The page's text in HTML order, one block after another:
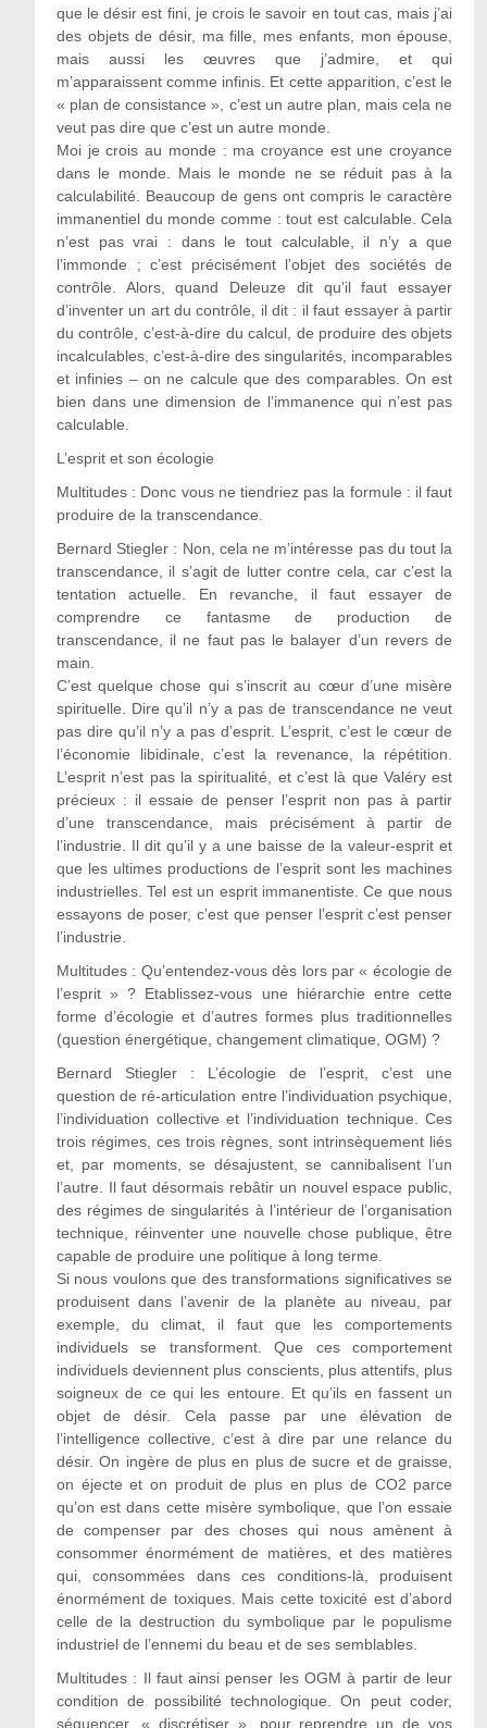
que le désir est fini, je crois le savoir en tout cas, mais j’ai
des objets de désir, ma fille, mes enfants, mon épouse,
mais aussi les œuvres que j’admire, et qui
m’apparaissent comme infinis. Et cette apparition, c’est le
« plan de consistance », c’est un autre plan, mais cela ne
veut pas dire que c’est un autre monde.
Moi je crois au monde : ma croyance est une croyance
dans le monde. Mais le monde ne se réduit pas à la
calculabilité. Beaucoup de gens ont compris le caractère
immanentiel du monde comme : tout est calculable. Cela
n’est pas vrai : dans le tout calculable, il n’y a que
l’immonde ; c’est précisément l’objet des sociétés de
contrôle. Alors, quand Deleuze dit qu’il faut essayer
d’inventer un art du contrôle, il dit : il faut essayer à partir
du contrôle, c’est-à-dire du calcul, de produire des objets
incalculables, c’est-à-dire des singularités, incomparables
et infinies – on ne calcule que des comparables. On est
bien dans une dimension de l’immanence qui n’est pas
calculable.
L’esprit et son écologie
Multitudes : Donc vous ne tiendriez pas la formule : il faut
produire de la transcendance.
Bernard Stiegler : Non, cela ne m’intéresse pas du tout la
transcendance, il s’agit de lutter contre cela, car c’est la
tentation actuelle. En revanche, il faut essayer de
comprendre ce fantasme de production de
transcendance, il ne faut pas le balayer d’un revers de
main.
C’est quelque chose qui s’inscrit au cœur d’une misère
spirituelle. Dire qu’il n’y a pas de transcendance ne veut
pas dire qu’il n’y a pas d’esprit. L’esprit, c’est le cœur de
l’économie libidinale, c’est la revenance, la répétition.
L’esprit n’est pas la spiritualité, et c’est là que Valéry est
précieux : il essaie de penser l’esprit non pas à partir
d’une transcendance, mais précisément à partir de
l’industrie. Il dit qu’il y a une baisse de la valeur-esprit et
que les ultimes productions de l’esprit sont les machines
industrielles. Tel est un esprit immanentiste. Ce que nous
essayons de poser, c’est que penser l’esprit c’est penser
l’industrie.
Multitudes : Qu’entendez-vous dès lors par « écologie de
l’esprit » ? Etablissez-vous une hiérarchie entre cette
forme d’écologie et d’autres formes plus traditionnelles
(question énergétique, changement climatique, OGM) ?
Bernard Stiegler : L’écologie de l’esprit, c’est une
question de ré-articulation entre l’individuation psychique,
l’individuation collective et l’individuation technique. Ces
trois régimes, ces trois règnes, sont intrinsèquement liés
et, par moments, se désajustent, se cannibalisent l’un
l’autre. Il faut désormais rebâtir un nouvel espace public,
des régimes de singularités à l’intérieur de l’organisation
technique, réinventer une nouvelle chose publique, être
capable de produire une politique à long terme.
Si nous voulons que des transformations significatives se
produisent dans l’avenir de la planète au niveau, par
exemple, du climat, il faut que les comportements
individuels se transforment. Que ces comportement
individuels deviennent plus conscients, plus attentifs, plus
soigneux de ce qui les entoure. Et qu’ils en fassent un
objet de désir. Cela passe par une élévation de
l’intelligence collective, c’est à dire par une relance du
désir. On ingère de plus en plus de sucre et de graisse,
on éjecte et on produit de plus en plus de CO2 parce
qu’on est dans cette misère symbolique, que l’on essaie
de compenser par des choses qui nous amènent à
consommer énormément de matières, et des matières
qui, consommées dans ces conditions-là, produisent
énormément de toxiques. Mais cette toxicité est d’abord
celle de la destruction du symbolique par le populisme
industriel de l’ennemi du beau et de ses semblables.
Multitudes : Il faut ainsi penser les OGM à partir de leur
condition de possibilité technologique. On peut coder,
séquencer, « discrétiser », pour reprendre un de vos